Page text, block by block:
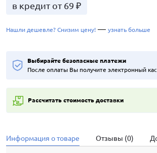
в кредит от 69 ₽
Нашли дешевле? Снизим цену! — узнать больше
Выбирайте безопасные платежи
После оплаты Вы получите электронный
Рассчитать стоимость доставки
Информация о товаре Отзывы (0)